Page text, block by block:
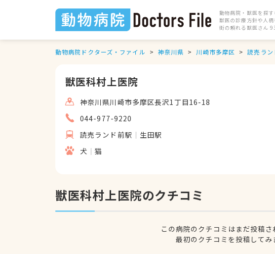
動物病院・獣医を探
獣医の診療方針や人
街の頼れる獣医さん
動物病院ドクターズ・ファイル 神奈川県 川崎市多摩区 読売ラン
獣医科村上医院
神奈川県川崎市多摩区長沢1丁目16-18
044-977-9220
読売ランド前駅
生田駅
犬
猫
獣医科村上医院のクチコミ
この病院のクチコミはまだ投稿さ
最初のクチコミを投稿してみ